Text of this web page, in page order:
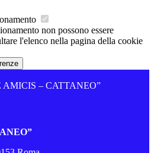
non possono essere
l'elenco nella pagina della cookie
AMICIS – CATTANEO”